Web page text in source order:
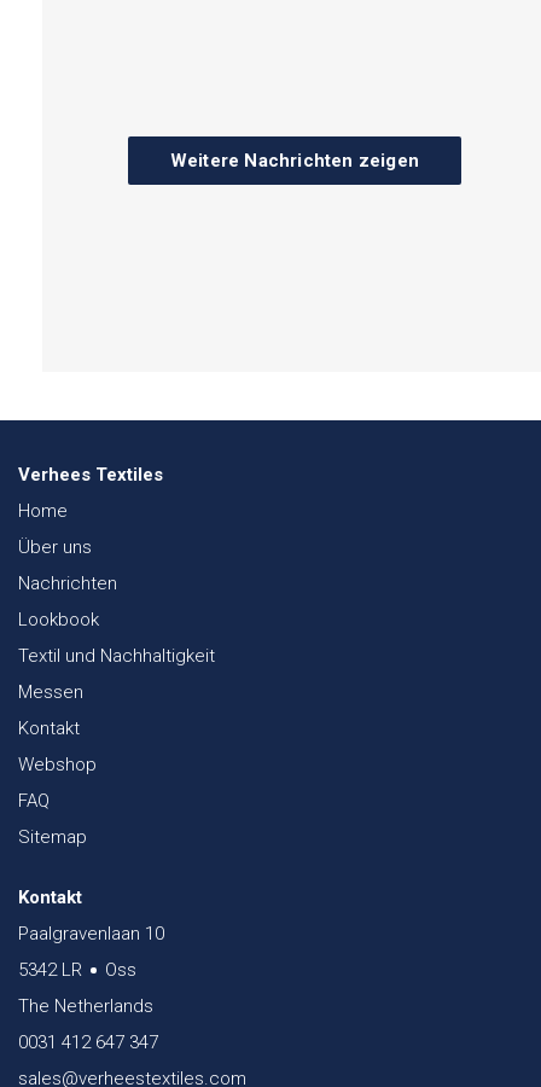
Weitere Nachrichten zeigen
Verhees Textiles
Home
Über uns
Nachrichten
Lookbook
Textil und Nachhaltigkeit
Messen
Kontakt
Webshop
FAQ
Sitemap
Kontakt
Paalgravenlaan 10
5342 LR
Oss
The Netherlands
0031 412 647 347
sales@verheestextiles.com